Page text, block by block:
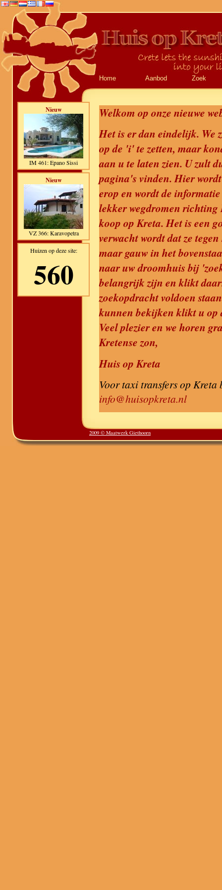
Home Aanbod Zoek
Nieuw
IM 461: Epano Sissi
Nieuw
VZ 366: Karavopetra
Huizen op deze site:
560
Welkom op onze nieuwe
Het is er dan eindelijk. We
op de 'i' te zetten, maar
aan u te laten zien. U zult
pagina's vinden. Hier
erop en wordt de
lekker wegdromen richting
koop op Kreta. Het is een
verwacht wordt dat ze
maar gauw in het
naar uw droomhuis bij
belangrijk zijn en klikt
zoekopdracht voldoen
kunnen bekijken klikt u op
Veel plezier en we horen
Kretense zon,
Huis op Kreta
Voor taxi transfers op
info@huisopkreta.nl
2009 © Maatwerk Giethoorn